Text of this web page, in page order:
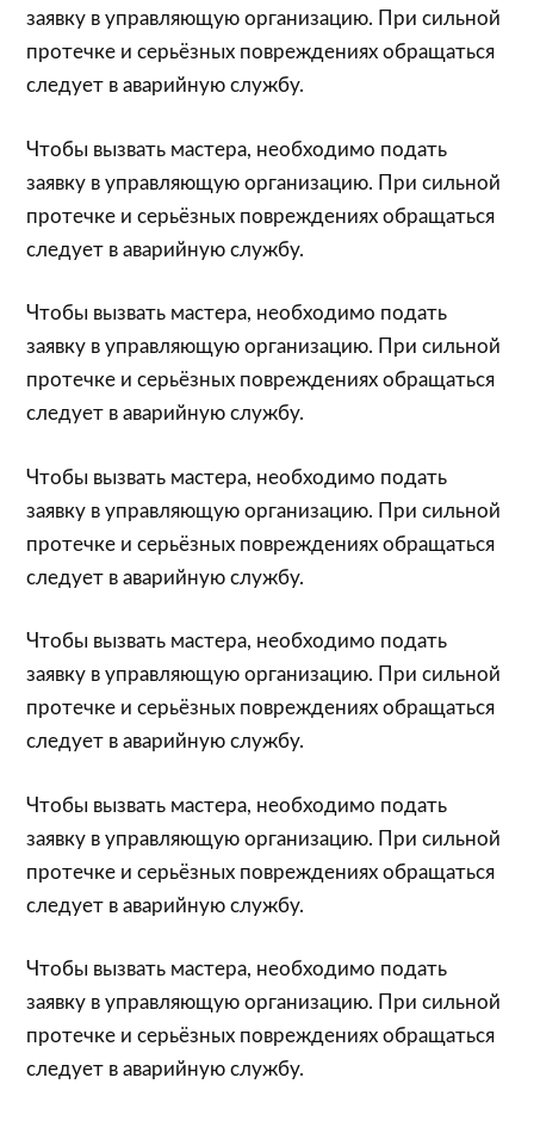
заявку в управляющую организацию. При сильной
протечке и серьёзных повреждениях обращаться
следует в аварийную службу.
Чтобы вызвать мастера, необходимо подать
заявку в управляющую организацию. При сильной
протечке и серьёзных повреждениях обращаться
следует в аварийную службу.
Чтобы вызвать мастера, необходимо подать
заявку в управляющую организацию. При сильной
протечке и серьёзных повреждениях обращаться
следует в аварийную службу.
Чтобы вызвать мастера, необходимо подать
заявку в управляющую организацию. При сильной
протечке и серьёзных повреждениях обращаться
следует в аварийную службу.
Чтобы вызвать мастера, необходимо подать
заявку в управляющую организацию. При сильной
протечке и серьёзных повреждениях обращаться
следует в аварийную службу.
Чтобы вызвать мастера, необходимо подать
заявку в управляющую организацию. При сильной
протечке и серьёзных повреждениях обращаться
следует в аварийную службу.
Чтобы вызвать мастера, необходимо подать
заявку в управляющую организацию. При сильной
протечке и серьёзных повреждениях обращаться
следует в аварийную службу.